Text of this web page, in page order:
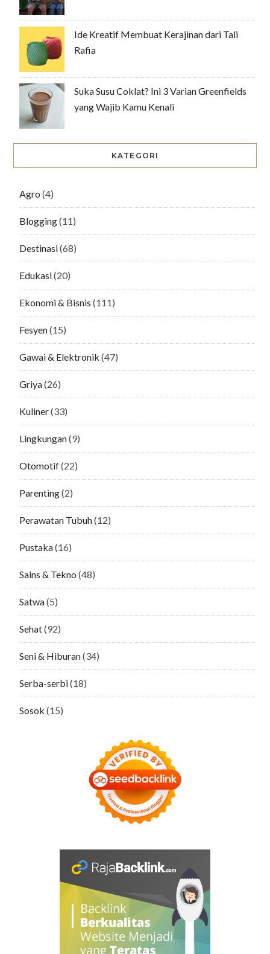
Ide Kreatif Membuat Kerajinan dari Tali
Rafia
Suka Susu Coklat? Ini 3 Varian Greenfields
yang Wajib Kamu Kenali
KATEGORI
Agro (4)
Blogging(11)
Destinasi(68)
Edukasi(20)
Ekonomi & Bisnis (111)
Fesyen(15)
Gawai & Elektronik (47)
Griya(26)
Kuliner(33)
Lingkungan(9)
Otomotif(22)
Parenting(2)
Perawatan Tubuh(12)
Pustaka(16)
Sains & Tekno (48)
Satwa(5)
Sehat(92)
Seni & Hiburan(34)
Serba-serbi(18)
Sosok (15)